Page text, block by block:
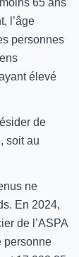
65 ans
l’âge
personnes
élevé
de
soit au
ne
En 2024,
de l’ASPA
personne